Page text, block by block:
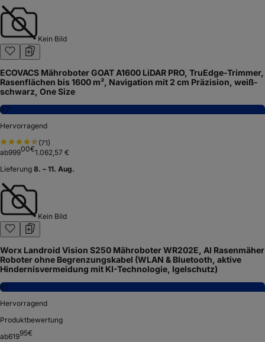
Kein Bild
ECOVACS Mähroboter GOAT A1600 LiDAR PRO, TruEdge-Trimmer,
Rasenflächen bis 1600 m², Navigation mit 2 cm Präzision, weiß-
schwarz, One Size
8,7
Hervorragend
(71)
ab99900€1.062,57 €
Lieferung 8. – 11. Aug.
Kein Bild
Worx Landroid Vision S250 Mähroboter WR202E, AI Rasenmäher
Roboter ohne Begrenzungskabel (WLAN & Bluetooth, aktive
Hindernisvermeidung mit KI-Technologie, Igelschutz)
8,1
Hervorragend
Produktbewertung
ab61995€